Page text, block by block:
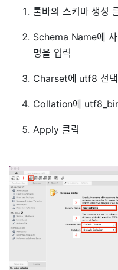
툴바의 스키마 생성
Schema Name에
명을 입력
Charset에 utf8 선택
Collation에
Apply 클릭